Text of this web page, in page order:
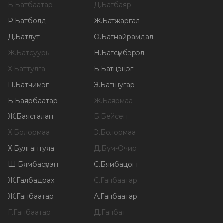
Б.Батбаатар Д.Батбаяр
Р.Батболд Ж.Батжаргал
Д.Батлут О.Батнайрамдал
Ж.Батсуурь Н.Батсүмбэрэл
Х.Баттулга Б.Батцэцэг
П.Батчимэг Э.Батшугар
Б.Баярбаатар Ж.Баярмаа
Ж.Баясгалан Б.Бейсен
Х.Болормаа Э.Болормаа
Х.Булгантуяа Д.Бум-Очир
Ш.Бямбасүрэн С.Бямбацогт
Ж.Галбадрах С.Ганбаатар
Ж.Ганбаатар А.Ганбаатар
Г.Ганбаатар Д.Ганбат